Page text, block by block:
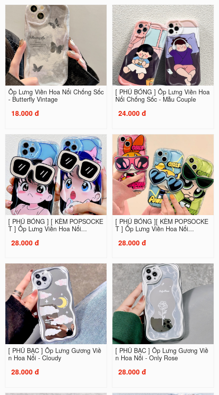
Ốp Lưng Viền Hoa Nổi Chống Sốc
- Butterfly Vintage
18.000 đ
[ PHỦ BÓNG ] Ốp Lưng Viền Hoa
Nổi Chống Sốc - Mẫu Couple
24.000 đ
[ PHỦ BÓNG ] [ KÈM POPSOCKE
T ] Ốp Lưng Viền Hoa Nổi...
28.000 đ
[ PHỦ BÓNG ][ KÈM POPSOCKE
T ] Ốp Lưng Viền Hoa Nổi...
28.000 đ
[ PHỦ BẠC ] Ốp Lưng Gương Viề
n Hoa Nổi - Cloudy
28.000 đ
[ PHỦ BẠC ] Ốp Lưng Gương Viề
n Hoa Nổi - Only Rose
28.000 đ